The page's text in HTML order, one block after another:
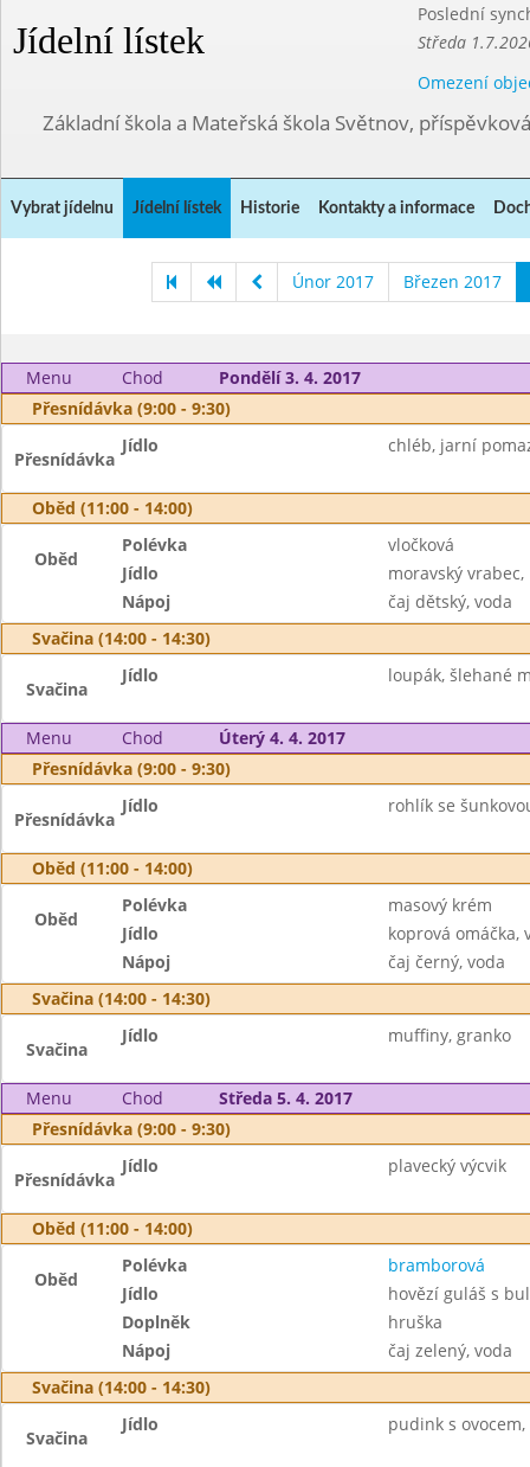
Jídelní lístek
Poslední
Středa
Omezení
Základní škola a Mateřská škola Světnov,
Vybrat jídelnu Jídelní lístek Historie Kontakty a informace
Únor 2017 Březen 2017
Menu Chod
Pondělí 3. 4. 2017
Přesnídávka (9:00 - 9:30)
Přesnídávka
Jídlo chléb, jarní
Oběd (11:00 - 14:00)
Oběd
Polévka
vločková
Jídlo
moravský
Nápoj
čaj dětský, voda
Svačina (14:00 - 14:30)
Svačina
Jídlo loupák, šlehané
Menu Chod
Úterý 4. 4. 2017
Přesnídávka (9:00 - 9:30)
Přesnídávka
Jídlo rohlík se
Oběd (11:00 - 14:00)
Oběd
Polévka
masový krém
Jídlo
koprová omáčka,
Nápoj
čaj černý, voda
Svačina (14:00 - 14:30)
Svačina
Jídlo muffiny, granko
Menu Chod
Středa 5. 4. 2017
Přesnídávka (9:00 - 9:30)
Přesnídávka
Jídlo plavecký výcvik
Oběd (11:00 - 14:00)
Oběd
Polévka
bramborová
Jídlo
hovězí guláš s
Doplněk
hruška
Nápoj
čaj zelený, voda
Svačina (14:00 - 14:30)
Svačina
Jídlo pudink s ovocem,